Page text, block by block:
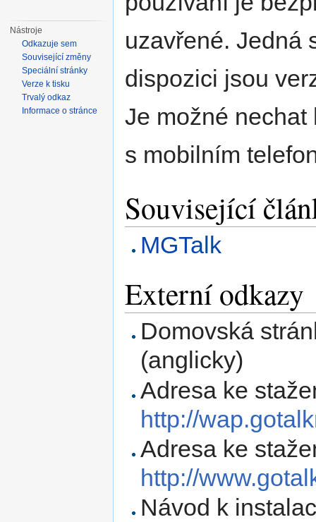
uzavřené. Jedná
dispozici jsou
Je možné
s mobilním
Související
MGTalk
Externí odkazy
Domovská
(anglicky)
Adresa ke
http://
Adresa ke
http://
Návod k
Nástroje
Odkazuje sem
Související změny
Speciální stránky
Verze k tisku
Trvalý odkaz
Informace o stránce